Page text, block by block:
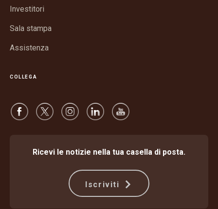
Investitori
Sala stampa
Assistenza
COLLEGA
Ricevi le notizie nella tua casella di posta.
Iscriviti